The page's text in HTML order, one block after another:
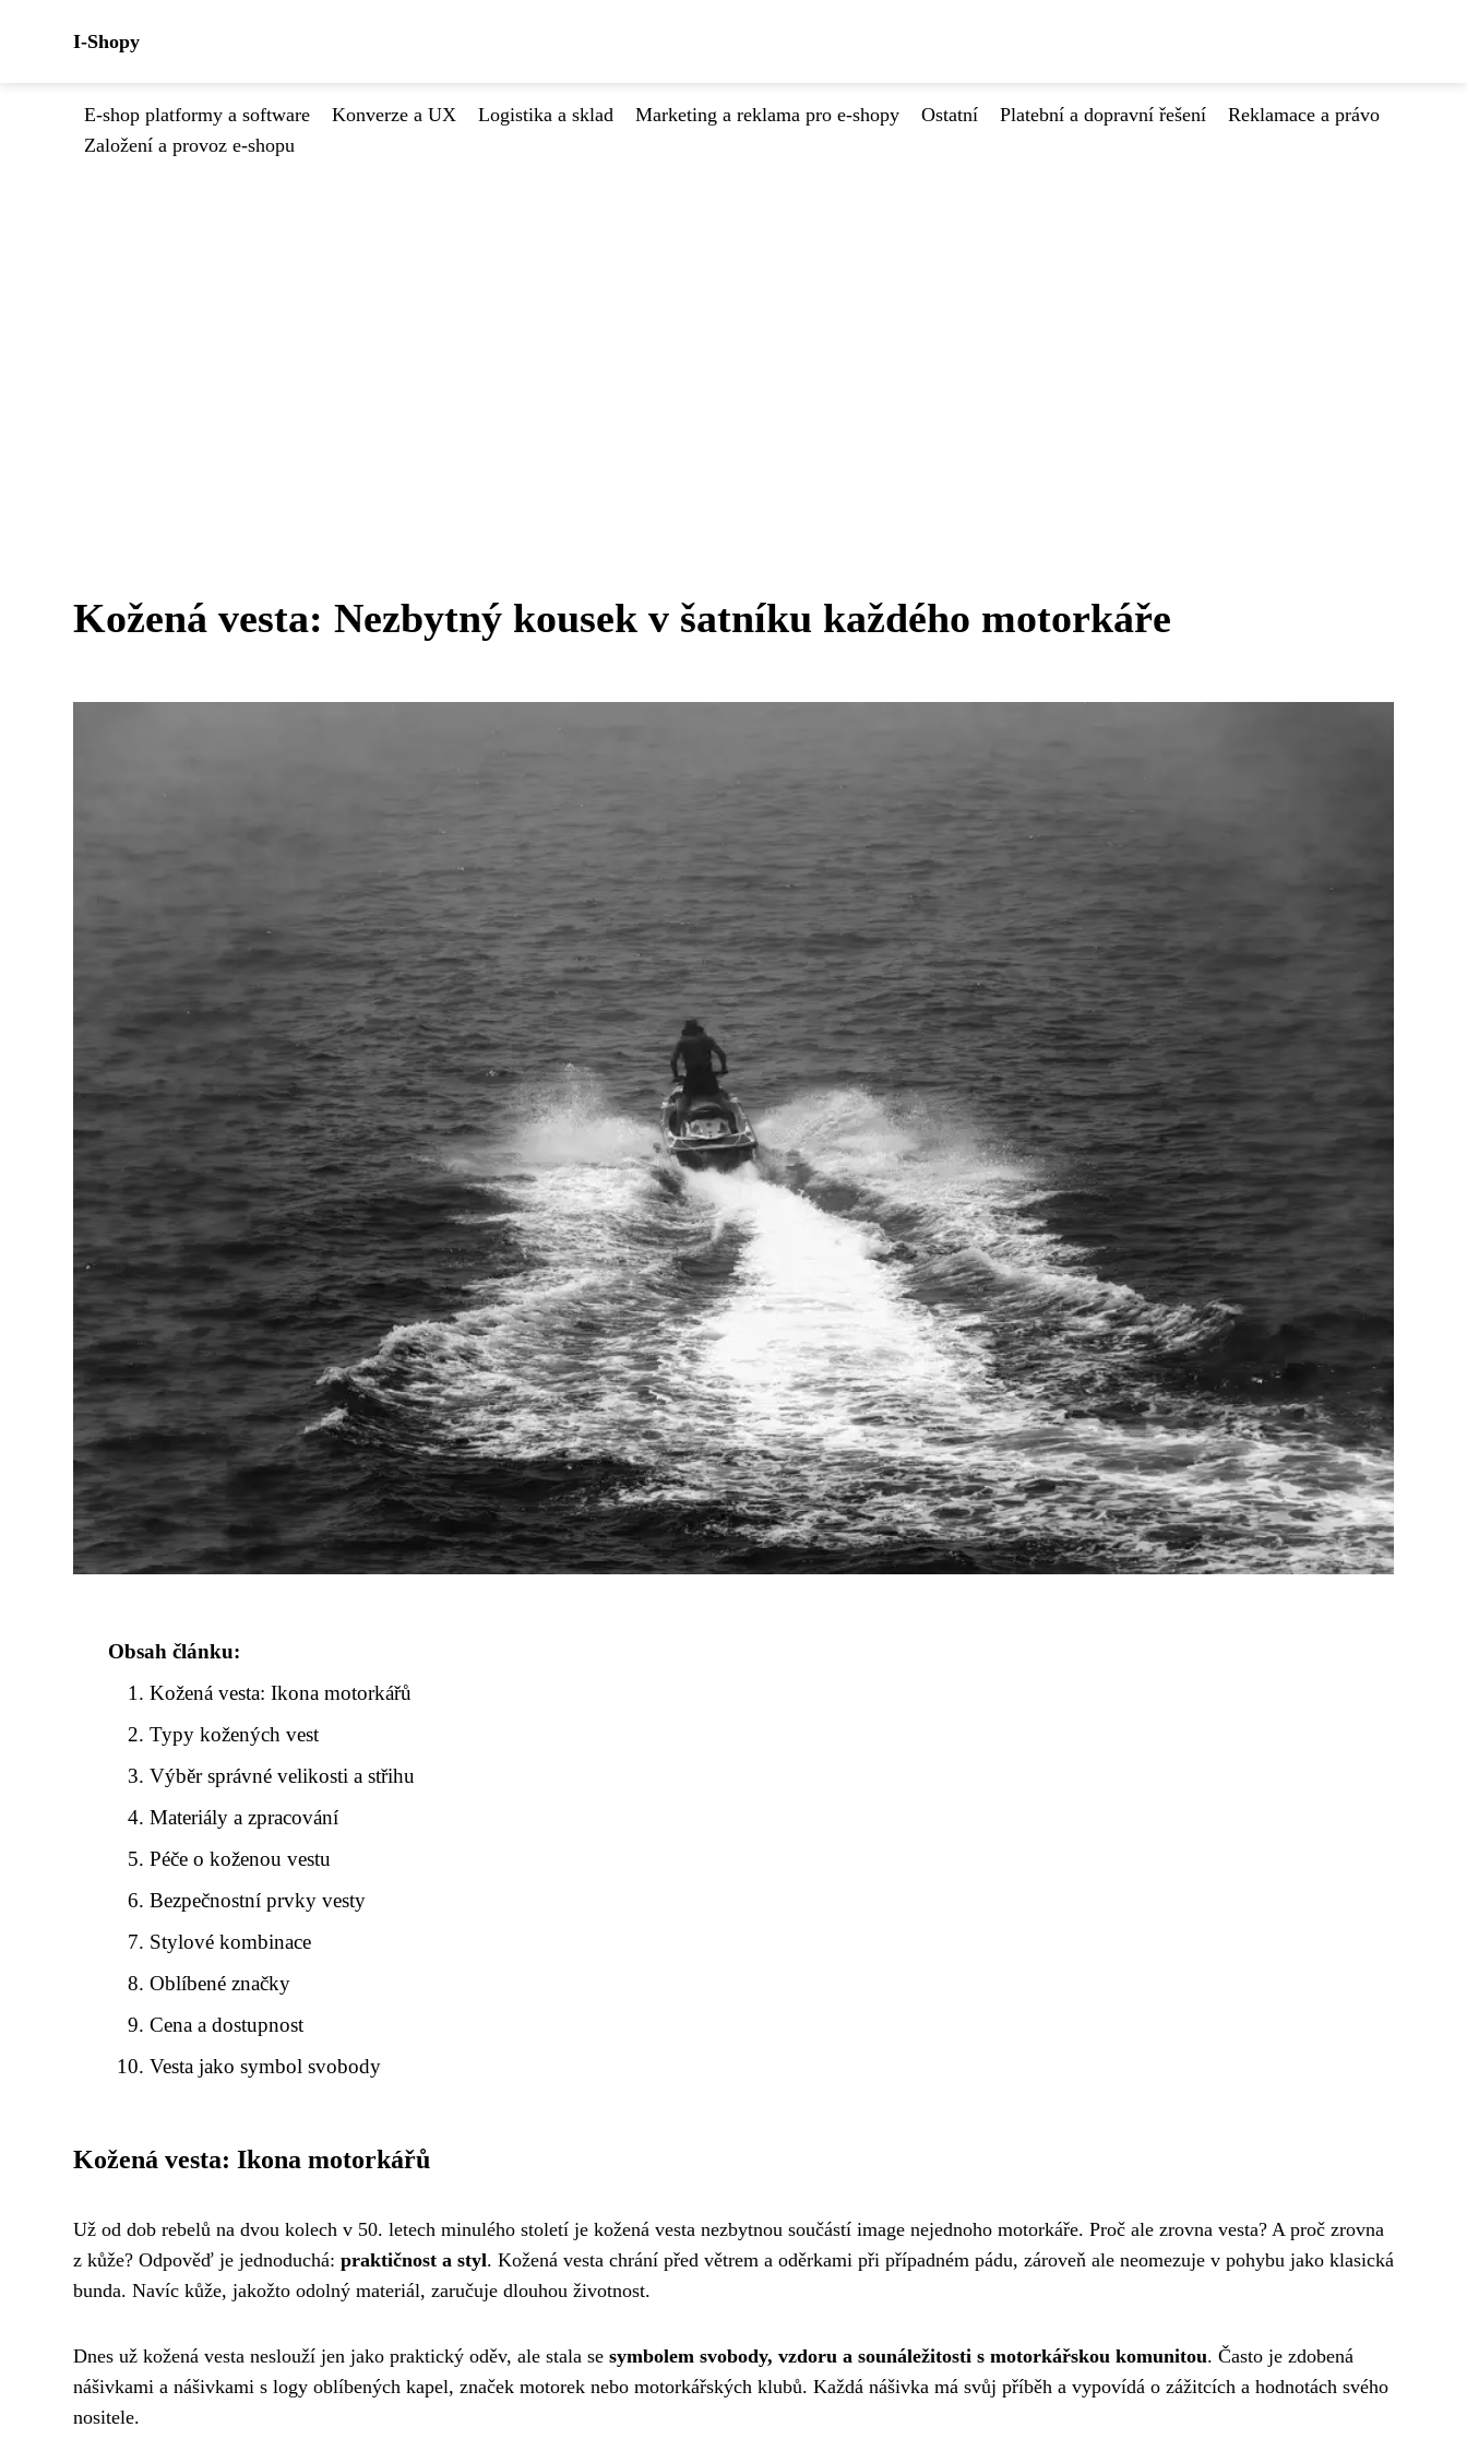
I-Shopy
E-shop platformy a software Konverze a UX Logistika a sklad Marketing a reklama pro e-shopy Ostatní Platební a dopravní řešení
Reklamace a právo
Založení a provoz e-shopu
Kožená vesta: Nezbytný kousek v šatníku každého motorkáře
Obsah článku:
Kožená vesta: Ikona motorkářů
Typy kožených vest
Výběr správné velikosti a střihu
Materiály a zpracování
Péče o koženou vestu
Bezpečnostní prvky vesty
Stylové kombinace
Oblíbené značky
Cena a dostupnost
Vesta jako symbol svobody
Kožená vesta: Ikona motorkářů
Už od dob rebelů na dvou kolech v 50. letech minulého století je kožená vesta nezbytnou součástí image nejednoho motorkáře. Proč ale zrovna vesta? A proč zrovna
z kůže? Odpověď je jednoduchá: praktičnost a styl. Kožená vesta chrání před větrem a oděrkami při případném pádu, zároveň ale neomezuje v pohybu jako klasická
bunda. Navíc kůže, jakožto odolný materiál, zaručuje dlouhou životnost.
Dnes už kožená vesta neslouží jen jako praktický oděv, ale stala se symbolem svobody, vzdoru a sounáležitosti s motorkářskou komunitou. Často je zdobená
nášivkami a nášivkami s logy oblíbených kapel, značek motorek nebo motorkářských klubů. Každá nášivka má svůj příběh a vypovídá o zážitcích a hodnotách svého
nositele.